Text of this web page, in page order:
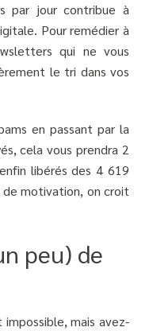
par jour contribue à
Pour remédier à
qui ne vous
le tri dans vos
en passant par la
cela vous prendra 2
libérés des 4 619
de motivation, on croit
peu) de
mais avez-